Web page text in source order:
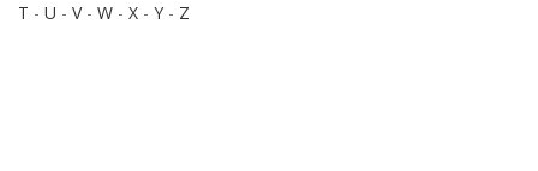
T - U - V- W - X - Y - Z